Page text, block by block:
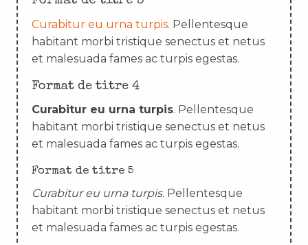
Curabitur eu urna turpis. Pellentesque
habitant morbi tristique senectus et netus
et malesuada fames ac turpis egestas.
Format de titre 4
Curabitur eu urna turpis. Pellentesque
habitant morbi tristique senectus et netus
et malesuada fames ac turpis egestas.
Format de titre 5
Curabitur eu urna turpis. Pellentesque
habitant morbi tristique senectus et netus
et malesuada fames ac turpis egestas.